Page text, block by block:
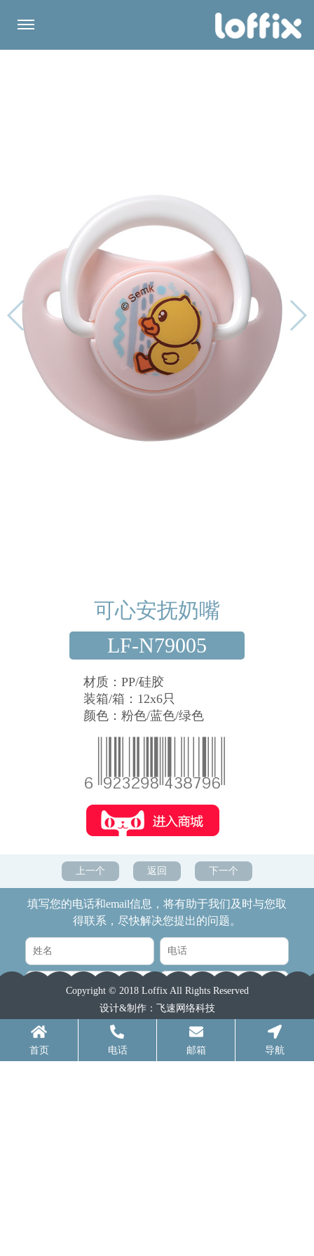
可心安抚奶嘴
LF-N79005
材质：PP/硅胶
装箱/箱：12x6只
颜色：粉色/蓝色/绿色
上一个 返回 下一个
填写您的电话和email信息，将有助于我们及时与您取
得联系，尽快解决您提出的问题。
Copyright © 2018 Loffix All Rights Reserved
设计&制作：
飞速网络科技
首页 电话 邮箱 导航